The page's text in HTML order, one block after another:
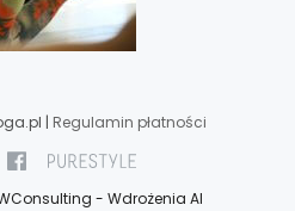
| Regulamin płatności
- Wdrożenia AI